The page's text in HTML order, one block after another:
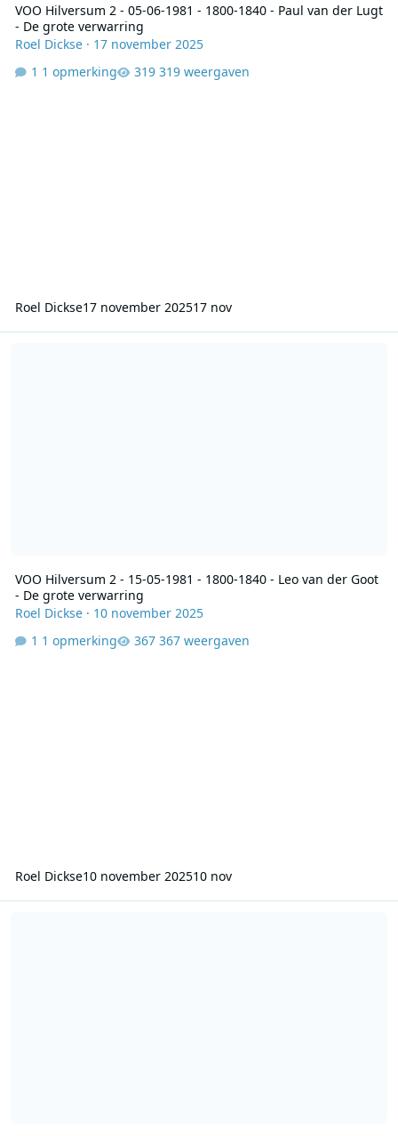
VOO Hilversum 2 - 05-06-1981 - 1800-1840 - Paul van der Lugt
- De grote verwarring
Roel Dickse· 17 november 2025
1 opmerking
319 weergaven
Roel Dickse17 november 202517 nov
VOO Hilversum 2 - 15-05-1981 - 1800-1840 - Leo van der Goot
- De grote verwarring
Roel Dickse· 10 november 2025
1 opmerking
367 weergaven
Roel Dickse10 november 202510 nov